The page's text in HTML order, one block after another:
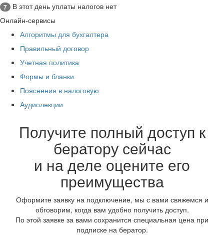
7
В этот день уплаты налогов нет
Онлайн-сервисы
Алгоритмы для бухгалтера
Правильный договор
Учетная политика
Формы и бланки
Пояснения в налоговую
Аудиолекции
Получите полный доступ к
бератору сейчас
и на деле оцените его
преимущества
Оформите заявку на подключение, мы с вами свяжемся и
обговорим, когда вам удобно получить доступ.
По этой заявке за вами сохранится специальная цена при
подписке на бератор.